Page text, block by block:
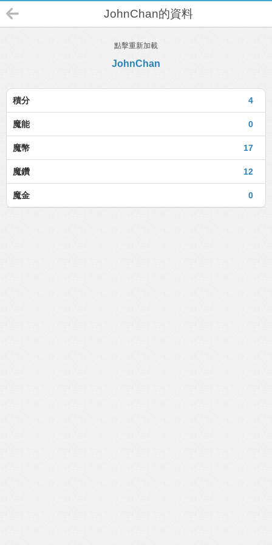
JohnChan的資料
點擊重新加載
JohnChan
4
積分
0
魔能
17
魔幣
12
魔鑽
0
魔金